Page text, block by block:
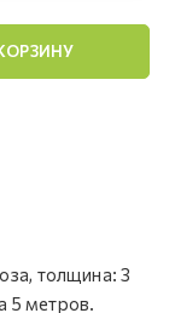
толщина: 3
5 метров.